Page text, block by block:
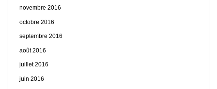
novembre 2016
octobre 2016
septembre 2016
août 2016
juillet 2016
juin 2016